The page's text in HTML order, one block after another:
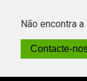
Não encontra
Contacte-